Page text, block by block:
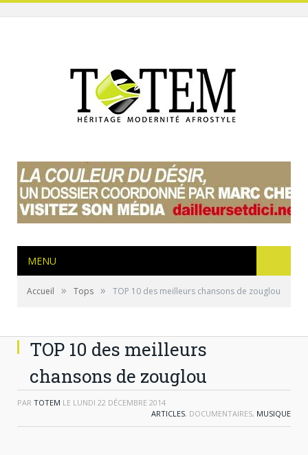
MENU
Accueil » Tops » TOP 10 des meilleurs chansons de zouglou
TOP 10 des meilleurs
chansons de zouglou
PAR TOTEM LE LUNDI 22 DÉCEMBRE 2014
ARTICLES, DOCUMENTAIRES, MUSIQUE